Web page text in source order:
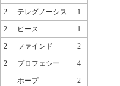
2 テレグノーシス 1
2 ピース 1
2 ファインド 2
2 プロフェシー 4
ホープ 2